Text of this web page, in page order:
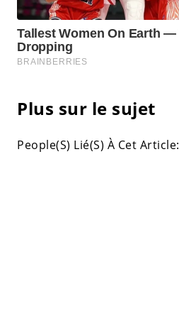
Plus sur le sujet
People(S) Lié(S) À Cet Article: